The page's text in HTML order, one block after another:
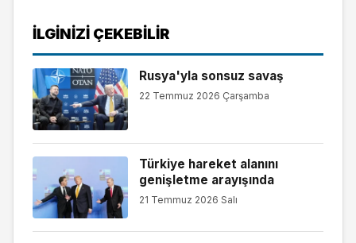
İLGINIZI ÇEKEBILIR
Rusya'yla sonsuz savaş
22 Temmuz 2026 Çarşamba
Türkiye hareket alanını
genişletme arayışında
21 Temmuz 2026 Salı